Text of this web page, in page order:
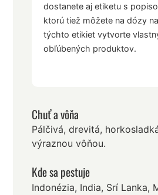
dostanete aj etiketu s
ktorú tiež môžete na dózy
týchto etikiet vytvorte
obľúbených produktov.
Chuť a vôňa
Pálčivá, drevitá,
výraznou vôňou.
Kde sa pestuje
Indonézia, India, Srí Lanka,